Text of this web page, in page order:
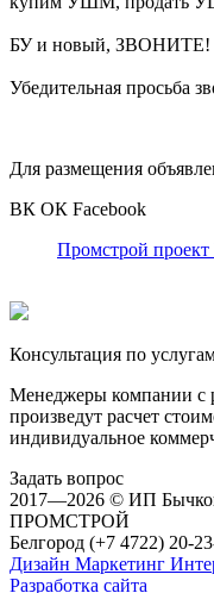
БУ и новый, ЗВОНИТЕ!
Убедительная просьба
Для размещения
ВК ОК Facebook
Промстрой
Консультация по
Менеджеры компании с
произведут расчет
индивидуальное
Задать вопрос
2017—2026 © ИП
ПРОМСТРОЙ
Белгород (+7 4722) 20-
Дизайн Маркетинг
Разработка сайта